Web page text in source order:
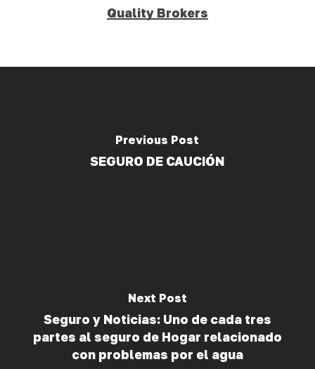
Quality Brokers
Previous Post
SEGURO DE CAUCIÓN
Next Post
Seguro y Noticias: Uno de cada tres
partes al seguro de Hogar relacionado
con problemas por el agua